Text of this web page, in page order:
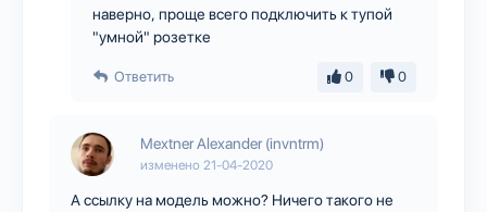
наверно, проще всего подключить к тупой
"умной" розетке
Ответить 0 0
Mextner Alexander (invntrm)
изменено 21-04-2020
А ссылку на модель можно? Ничего такого не